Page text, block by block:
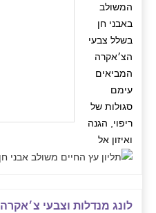
המשולב
באבני חן
בשלל צבעי
הצ׳אקרה
המביאים
עימם
סגולות של
ריפוי, הגנה
ואיזון אל
לונג מנדלות וצבעי צ׳אקרה